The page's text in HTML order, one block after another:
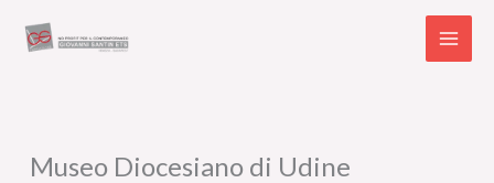
Museo Diocesiano di Udine